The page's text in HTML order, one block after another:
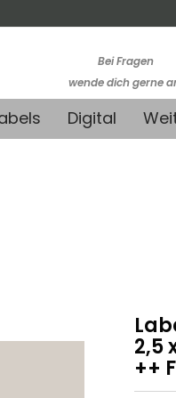
Bei Fragen
wende dich gerne
-Kein telefonischer
Digital
2,5
++